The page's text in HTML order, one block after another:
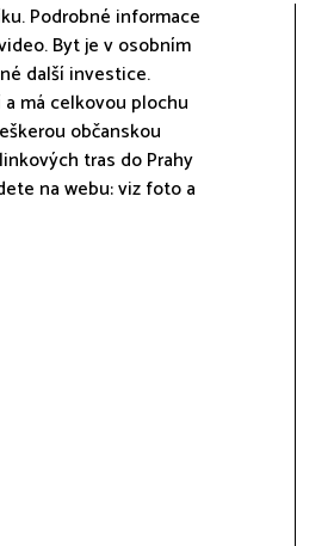
Podrobné informace
Byt je v osobním
další investice.
má celkovou plochu
občanskou
tras do Prahy
na webu: viz foto a